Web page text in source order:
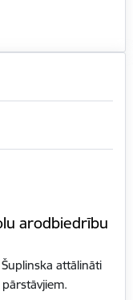
arodbiedrību
attālināti